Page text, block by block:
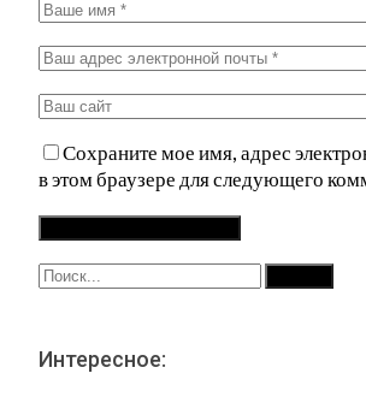
Сохраните мое имя, адрес
в этом браузере для следующего
Интересное: